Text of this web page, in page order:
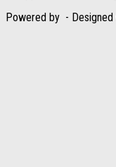
Powered by -